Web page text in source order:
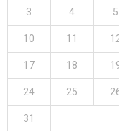
3 4 5
10 11
17 18
24 25
31